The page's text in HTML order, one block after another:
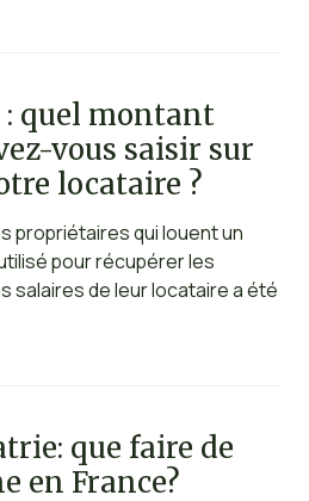
quel montant
vous saisir sur
locataire ?
propriétaires qui louent un
pour récupérer les
salaires de leur locataire a été
que faire de
en France?